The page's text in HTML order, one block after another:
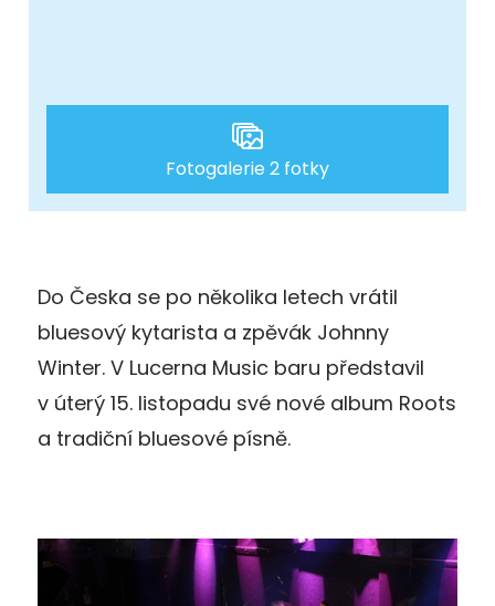
Fotogalerie 2 fotky
Do Česka se po několika letech vrátil
bluesový kytarista a zpěvák Johnny
Winter. V Lucerna Music baru představil
v úterý 15. listopadu své nové album Roots
a tradiční bluesové písně.